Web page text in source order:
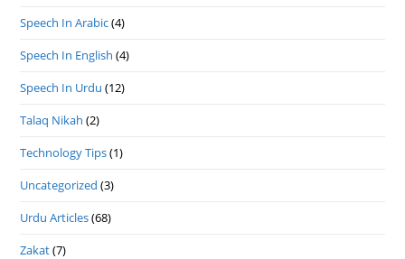
Speech In Arabic(4)
Speech In English (4)
Speech In Urdu (12)
Talaq Nikah (2)
Technology Tips(1)
Uncategorized (3)
Urdu Articles(68)
Zakat(7)